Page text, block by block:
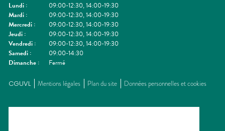
Lundi :
09:00-12:30, 14:00-19:30
Mardi :
09:00-12:30, 14:00-19:30
Mercredi :
09:00-12:30, 14:00-19:30
Jeudi :
09:00-12:30, 14:00-19:30
Vendredi :
09:00-12:30, 14:00-19:30
Samedi :
09:00-14:30
Dimanche : Fermé
CGUVL Mentions légales Plan du site Données personnelles et cookies